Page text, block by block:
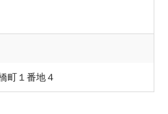
町１番地４